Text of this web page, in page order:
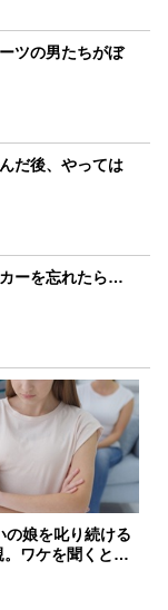
ツの男たちがぼ
だ後、やっては
ーを忘れたら…
の娘を叱り続ける
。ワケを聞くと…